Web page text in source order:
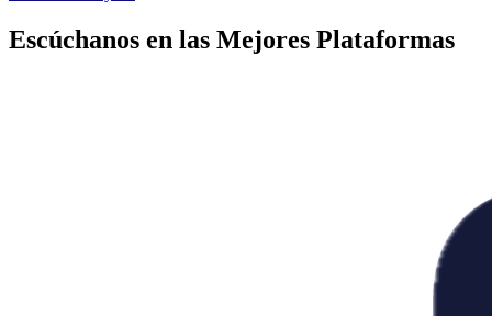
Escúchanos en las Mejores Plataformas